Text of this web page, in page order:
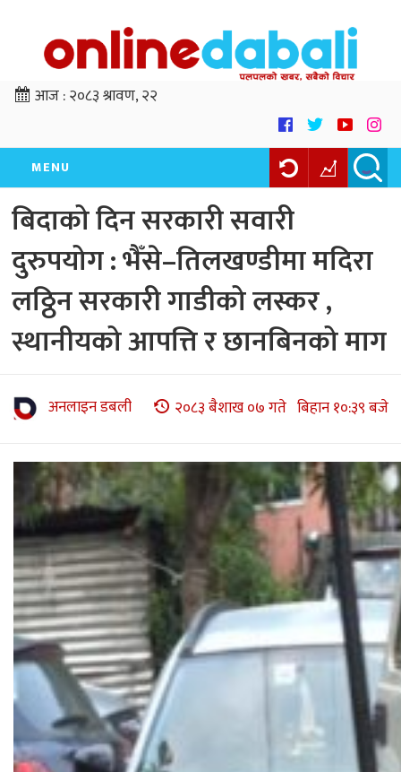
आज :२०८३ श्रावण, २२
MENU
बिदाको दिन सरकारी सवारी
दुरुपयोग : भैँसे–तिलखण्डीमा मदिरा
लठ्ठिन सरकारी गाडीको लस्कर ,
स्थानीयको आपत्ति र छानबिनको माग
अनलाइन डबली २०८३ बैशाख ०७ गते बिहान १०:३९ बजे